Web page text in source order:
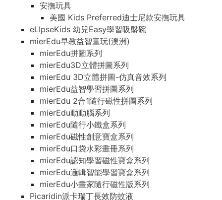
安撫玩具
美國 Kids Preferred迪士尼款安撫玩具
eLIpseKids 幼兒Easy學習吸盤碗
mierEdu早教益智童玩(澳洲)
mierEdu拼圖系列
mierEdu3D立體拼圖系列
mierEdu 3D立體拼圖-仿真音效系列
mierEdu益智學習拼圖系列
mierEdu 2合1隨行磁性拼圖系列
mierEdu動動腦系列
mierEdu隨行小鐵盒系列
mierEdu磁性創意寶盒系列
mierEdu口袋水彩畫冊系列
mierEdu認知學習磁性寶盒系列
mierEdu邏輯智能學習寶盒系列
mierEdu小畫家隨行磁性版系列
Picaridin派卡瑞丁長效防蚊液